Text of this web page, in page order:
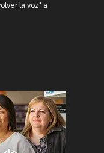
la voz" a